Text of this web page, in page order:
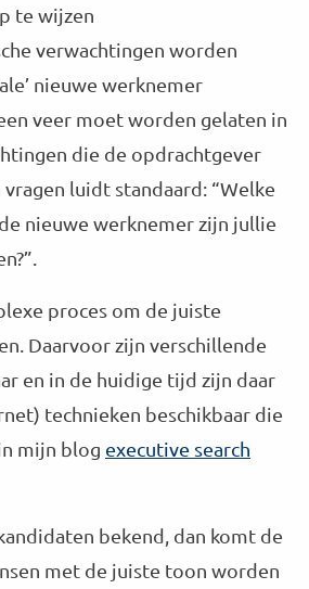
te wijzen
verwachtingen worden
nieuwe werknemer
veer moet worden gelaten in
die de opdrachtgever
luidt standaard: “Welke
nieuwe werknemer zijn jullie
proces om de juiste
Daarvoor zijn verschillende
en in de huidige tijd zijn daar
technieken beschikbaar die
mijn blog executive search
bekend, dan komt de
met de juiste toon worden